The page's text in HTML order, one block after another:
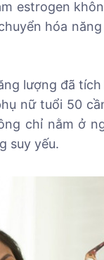
estrogen
hóa
lượng đã
nữ tuổi 50
chỉ nằm ở
suy yếu.